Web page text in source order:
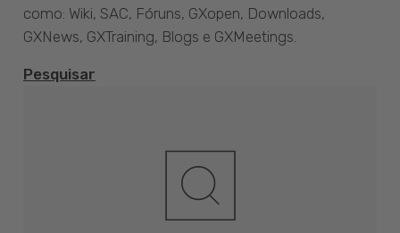
como: Wiki, SAC, Fóruns, GXopen, Downloads,
GXNews, GXTraining, Blogs e GXMeetings.
Pesquisar